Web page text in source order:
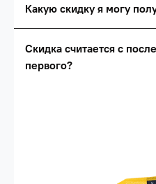
Какую скидку я могу
Сумма скидки
сумма
Скидка считается с
первого?